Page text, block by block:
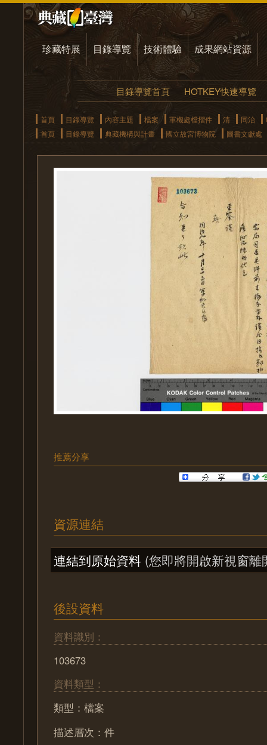
珍藏特展 目錄導覽 技術體驗 成果網站資源
目錄導覽首頁 HOTKEY快速導覽
首頁 目錄導覽 內容主題 檔案 軍機處檔摺件 清 同治
首頁
目錄導覽 典藏機構與計畫 國立故宮博物院 圖書文獻處
推薦分享
資源連結
連結到原始資料 (您即將開啟新視窗離
後設資料
資料識別：
103673
資料類型：
類型：檔案
描述層次：件